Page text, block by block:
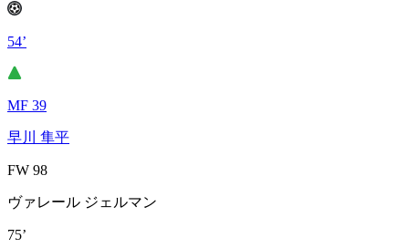
54’
MF 39
早川 隼平
FW 98
ヴァレール ジェルマン
75’